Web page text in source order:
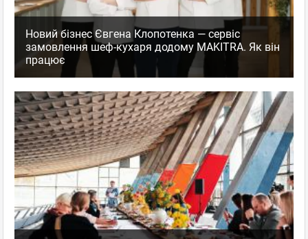
Новий бізнес Євгена Клопотенка — сервіс
замовлення шеф-кухаря додому MAKITRA. Як він
працює